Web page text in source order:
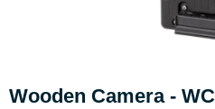
Wooden Camera -